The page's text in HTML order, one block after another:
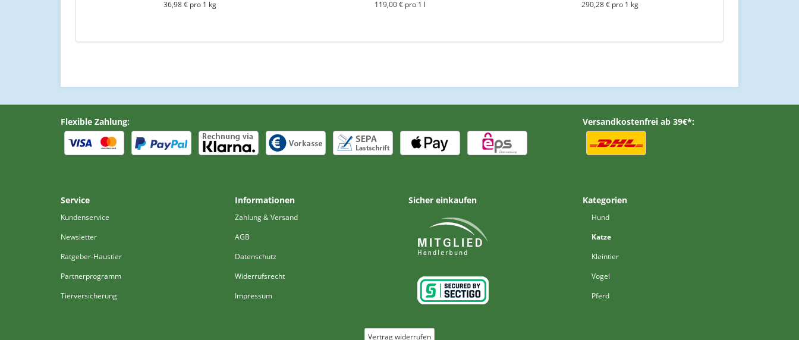
36,98 € pro 1 kg 119,00 € pro 1 l 290,28 € pro 1 kg
Flexible Zahlung: Versandkostenfrei ab 39€*:
Service
Kundenservice
Newsletter
Ratgeber-Haustier
Partnerprogramm
Tierversicherung
Informationen
Zahlung & Versand
AGB
Datenschutz
Widerrufsrecht
Impressum
Sicher einkaufen Kategorien
Hund
Katze
Kleintier
Vogel
Pferd
Vertrag widerrufen